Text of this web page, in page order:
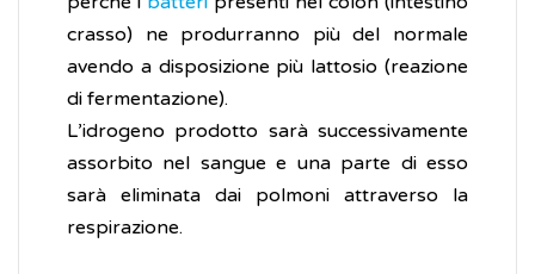
crasso) ne produrranno più del normale
avendo a disposizione più lattosio (reazione
di fermentazione).
L’idrogeno prodotto sarà successivamente
assorbito nel sangue e una parte di esso
sarà eliminata dai polmoni attraverso la
respirazione.